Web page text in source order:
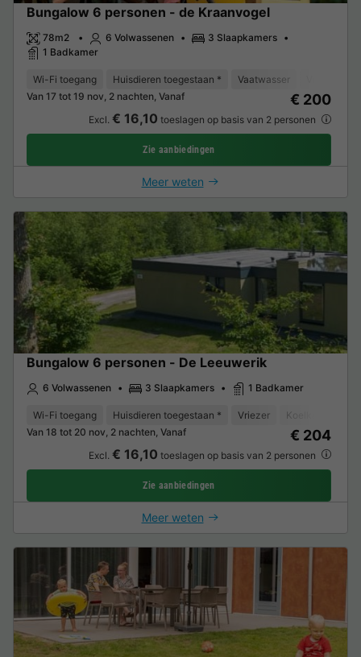
Bungalow 6 personen - de Kraanvogel
78m2 6 Volwassenen
3 Slaapkamers
1 Badkamer
Wi-Fi toegang Huisdieren toegestaan * Vaatwasser
Van 17 tot 19 nov, 2 nachten, Vanaf
€ 200
Excl. € 16,10 toeslagen op basis van 2 personen
Zie aanbiedingen
Meer weten
Bungalow 6 personen - De Leeuwerik
6 Volwassenen 3 Slaapkamers 1 Badkamer
Wi-Fi toegang Huisdieren toegestaan * Vriezer Koelkast
Van 18 tot 20 nov, 2 nachten, Vanaf
€ 204
Excl. € 16,10 toeslagen op basis van 2 personen
Zie aanbiedingen
Meer weten